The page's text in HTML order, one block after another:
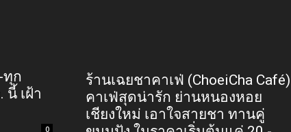
ทุก
เฝ้า
0
ร้านเฉยชาคาเฟ่ (ChoeiCha Café)
คาเฟ่สุดน่ารัก ย่านหนองหอย
เชียงใหม่ เอาใจสายชา ทานคู่